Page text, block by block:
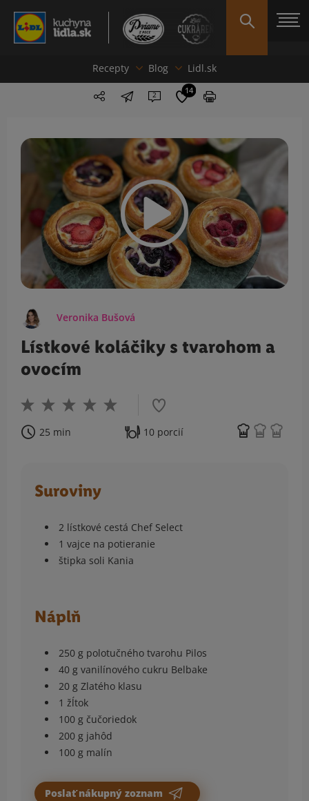
Recepty Blog Lidl.sk
2 14
Veronika Bušová
Lístkové koláčiky s tvarohom a
ovocím
25 min 10 porcií
Suroviny
2 lístkové cestá Chef Select
1 vajce na potieranie
štipka soli Kania
Náplň
250 g polotučného tvarohu Pilos
40 g vanilínového cukru Belbake
20 g Zlatého klasu
1 žĺtok
100 g čučoriedok
200 g jahôd
100 g malín
Poslať nákupný zoznam